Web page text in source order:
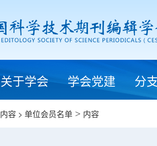
关于学会 学会党建 分
内容 > 单位会员名单 > 内容